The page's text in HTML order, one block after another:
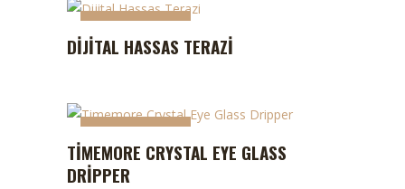
STOKTA YOK
DIJITAL HASSAS TERAZI
STOKTA YOK
STOKTA YOK
TIMEMORE CRYSTAL EYE GLASS
DRIPPER